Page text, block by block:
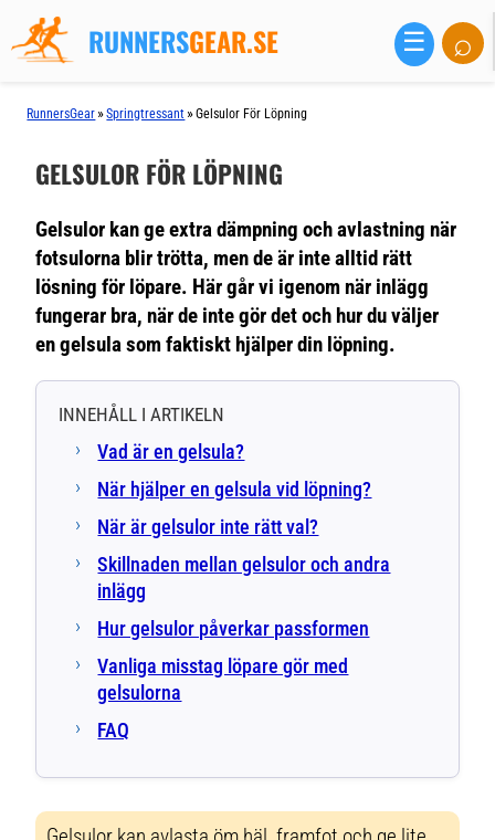
RUNNERSGEAR.SE ☰ ⌕
RunnersGear »Springtressant »Gelsulor För Löpning
GELSULOR FÖR LÖPNING
Gelsulor kan ge extra dämpning och avlastning när
fotsulorna blir trötta, men de är inte alltid rätt
lösning för löpare. Här går vi igenom när inlägg
fungerar bra, när de inte gör det och hur du väljer
en gelsula som faktiskt hjälper din löpning.
INNEHÅLL I ARTIKELN
Vad är en gelsula?
När hjälper en gelsula vid löpning?
När är gelsulor inte rätt val?
Skillnaden mellan gelsulor och andra
inlägg
Hur gelsulor påverkar passformen
Vanliga misstag löpare gör med
gelsulorna
FAQ